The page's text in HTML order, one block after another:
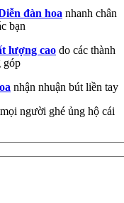
đàn hoa nhanh chân
bạn
lượng cao do các thành
góp
nhận nhuận bút liền tay
mọi người ghé ủng hộ cái